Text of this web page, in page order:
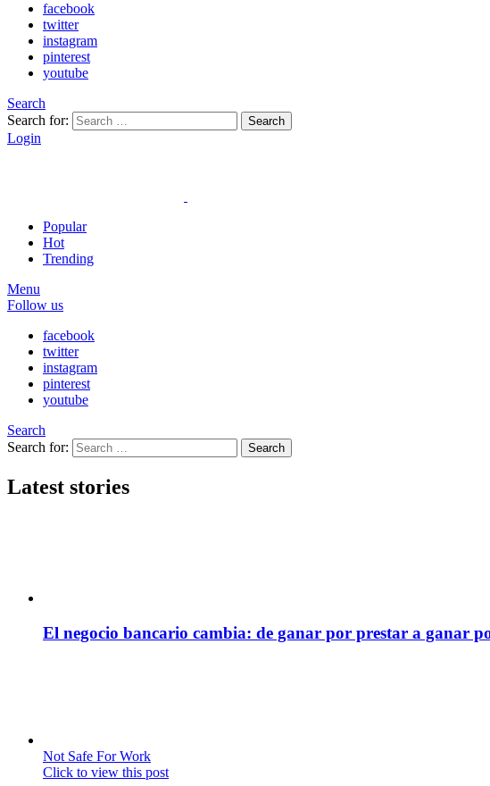
facebook
twitter
instagram
pinterest
youtube
Search
Search for:
Search
Login
Popular
Hot
Trending
Menu
Follow us
facebook
twitter
instagram
pinterest
youtube
Search
Search for:
Search
Latest stories
El negocio bancario cambia: de ganar por prestar a ganar
Not Safe For Work
Click to view this post